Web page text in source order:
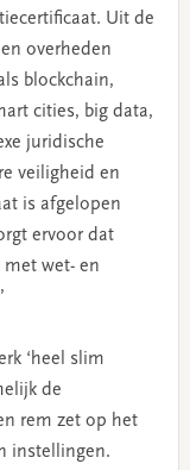
Uit de
overheden
blockchain,
cities, big data,
juridische
veiligheid en
is afgelopen
ervoor dat
wet- en
‘heel slim
de
rem zet op het
instellingen.